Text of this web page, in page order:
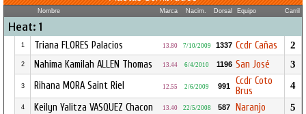
Nombre Marca Nacim. Dorsal Equipo Carril
Heat: 1
1 Triana FLORES Palacios 13.80 7/10/2009 1337 Ccdr Cañas 2
2 Nahima Kamilah ALLEN Thomas 13.44 6/4/2010 1196 San José 3
3 Rihana MORA Saint Riel 12.55 2/6/2009 991
Ccdr Coto
Brus
4
4 Keilyn Yalitza VASQUEZ Chacon 13.40 22/5/2008 587 Naranjo 5